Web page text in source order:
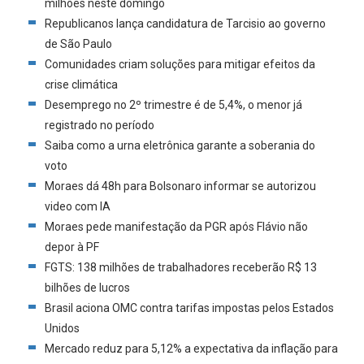
milhões neste domingo
Republicanos lança candidatura de Tarcisio ao governo
de São Paulo
Comunidades criam soluções para mitigar efeitos da
crise climática
Desemprego no 2º trimestre é de 5,4%, o menor já
registrado no período
Saiba como a urna eletrônica garante a soberania do
voto
Moraes dá 48h para Bolsonaro informar se autorizou
video com IA
Moraes pede manifestação da PGR após Flávio não
depor à PF
FGTS: 138 milhões de trabalhadores receberão R$ 13
bilhões de lucros
Brasil aciona OMC contra tarifas impostas pelos Estados
Unidos
Mercado reduz para 5,12% a expectativa da inflação para